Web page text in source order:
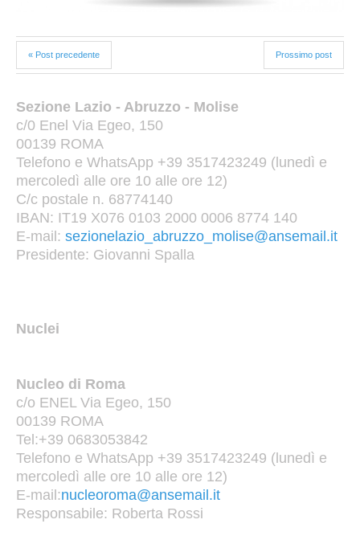
« Post precedente Prossimo post
Sezione Lazio - Abruzzo - Molise
c/0 Enel Via Egeo, 150
00139 ROMA
Telefono e WhatsApp +39 3517423249 (lunedì e
mercoledì alle ore 10 alle ore 12)
C/c postale n. 68774140
IBAN: IT19 X076 0103 2000 0006 8774 140
E-mail: sezionelazio_abruzzo_molise@ansemail.it
Presidente: Giovanni Spalla
Nuclei
Nucleo di Roma
c/o ENEL Via Egeo, 150
00139 ROMA
Tel:+39 0683053842
Telefono e WhatsApp +39 3517423249 (lunedì e
mercoledì alle ore 10 alle ore 12)
E-mail:nucleoroma@ansemail.it
Responsabile: Roberta Rossi